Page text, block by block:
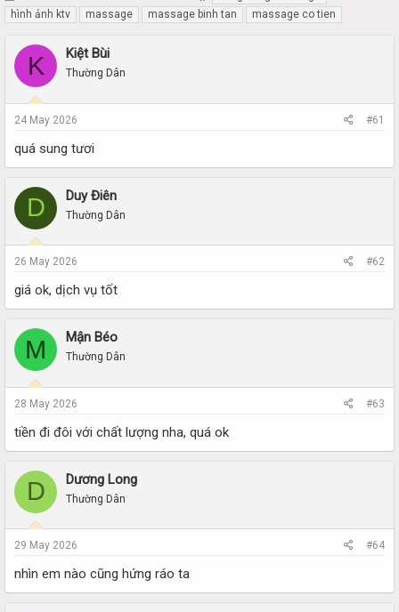
h
r
a
d
t
a
t
e
t
a
t
d
t
hình ảnh ktv
massage massage binh tan massage co tien
K Kiệt Bùi
Thường Dân
24 May 2026 #61
quá sung tươi
D Duy Điên
Thường Dân
26 May 2026 #62
giá ok, dịch vụ tốt
M Mận Béo
Thường Dân
28 May 2026 #63
tiền đi đôi với chất lượng nha, quá ok
D Dương Long
Thường Dân
29 May 2026 #64
nhìn em nào cũng hứng ráo ta